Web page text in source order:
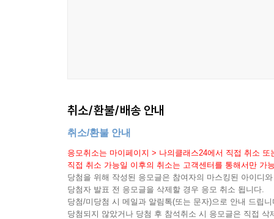
취소/환불/배송 안내
취소/환불 안내
응모취소는 마이페이지 > 나의클래스24에서 직접 취소
직접 취소 가능일 이후의 취소는 고객센터를 통해서만 가
당첨을 위해 작성된 응모글은 참여자의 마스킹된 아이디
당첨자 발표 전 응모글을 삭제할 경우 응모 취소 됩니다.
당첨/미당첨 시 메일과 알림톡(또는 문자)으로 안내 드립니
당첨되지 않았거나 당첨 후 참석취소 시 응모글은 직접 삭